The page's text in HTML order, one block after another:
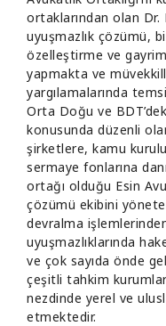
ortaklarından olan Dr.
uyuşmazlık çözümü,
özelleştirme ve
yapmakta ve
yargılamalarında
Orta Doğu ve
konusunda düzenli
şirketlere, kamu
sermaye fonlarına
ortağı olduğu Esin
çözümü ekibini
devralma
uyuşmazlıklarında
ve çok sayıda önde
çeşitli tahkim
nezdinde yerel ve
etmektedir.